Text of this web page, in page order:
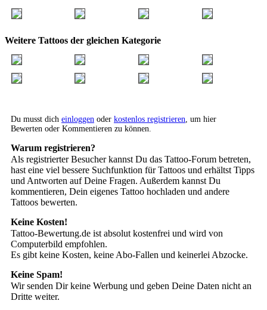
Weitere Tattoos der gleichen Kategorie
Du musst dich einloggen oder kostenlos registrieren , um hier
Bewerten oder Kommentieren zu können.
Warum registrieren?
Als registrierter Besucher kannst Du das Tattoo-Forum betreten,
hast eine viel bessere Suchfunktion für Tattoos und erhältst Tipps
und Antworten auf Deine Fragen. Außerdem kannst Du
kommentieren, Dein eigenes Tattoo hochladen und andere
Tattoos bewerten.
Keine Kosten!
Tattoo-Bewertung.de ist absolut kostenfrei und wird von
Computerbild empfohlen.
Es gibt keine Kosten, keine Abo-Fallen und keinerlei Abzocke.
Keine Spam!
Wir senden Dir keine Werbung und geben Deine Daten nicht an
Dritte weiter.